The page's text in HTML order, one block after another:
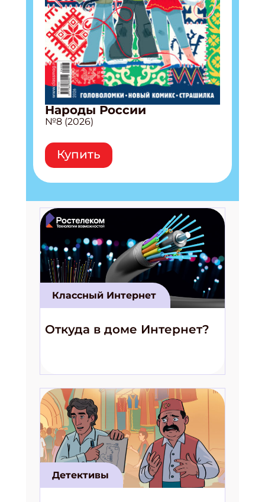
Народы России
№8 (2026)
Купить
Классный Интернет
Откуда в доме Интернет?
Детективы